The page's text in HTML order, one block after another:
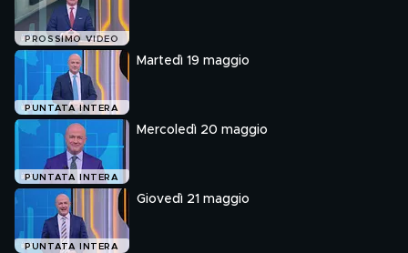
PROSSIMO VIDEO
PUNTATA INTERA
Martedì 19 maggio
PUNTATA INTERA
Mercoledì 20 maggio
PUNTATA INTERA
Giovedì 21 maggio